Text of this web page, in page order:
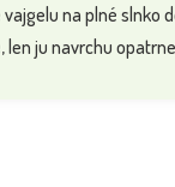
na plné slnko
, len ju navrchu